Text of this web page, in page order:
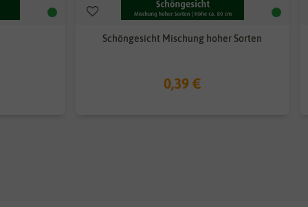
Schöngesicht Mischung hoher Sorten
0,39 €